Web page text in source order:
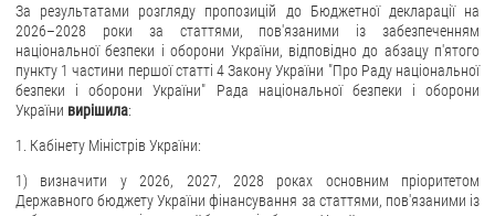
За результатами розгляду пропозицій до Бюджетної декларації на
2026–2028 роки за статтями, пов'язаними із забезпеченням
національної безпеки і оборони України, відповідно до абзацу п'ятого
пункту 1 частини першої статті 4 Закону України "Про Раду національної
безпеки і оборони України" Рада національної безпеки і оборони
України вирішила:
1. Кабінету Міністрів України:
1) визначити у 2026, 2027, 2028 роках основним пріоритетом
Державного бюджету України фінансування за статтями, пов'язаними із